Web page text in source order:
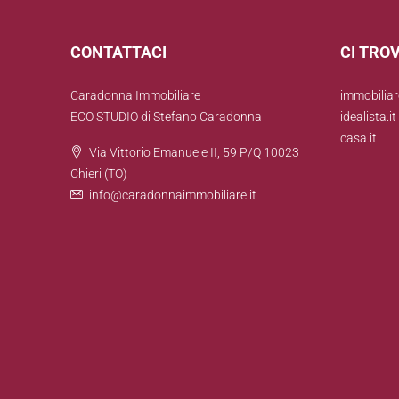
CONTATTACI
Caradonna Immobiliare
ECO STUDIO di Stefano Caradonna
Via Vittorio Emanuele II, 59 P/Q 10023
Chieri (TO)
info@caradonnaimmobiliare.it
CI
idealista.it
casa.it